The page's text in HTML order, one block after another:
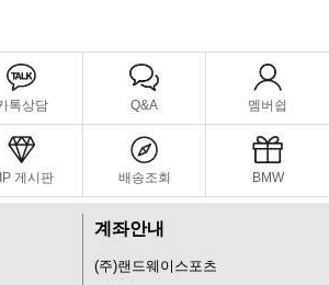
톡상담 Q&A 멤버쉽
게시판 배송조회 BMW
계좌안내
(주)랜드웨이스포츠